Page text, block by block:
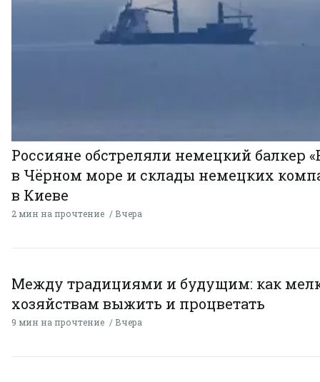
Россияне обстреляли немецкий балкер
в Чёрном море и склады немецких
в Киеве
2 мин на прочтение Вчера
Между традициями и будущим: как
хозяйствам выжить и процветать
9 мин на прочтение Вчера